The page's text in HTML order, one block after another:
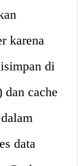
karena
di
cache
data